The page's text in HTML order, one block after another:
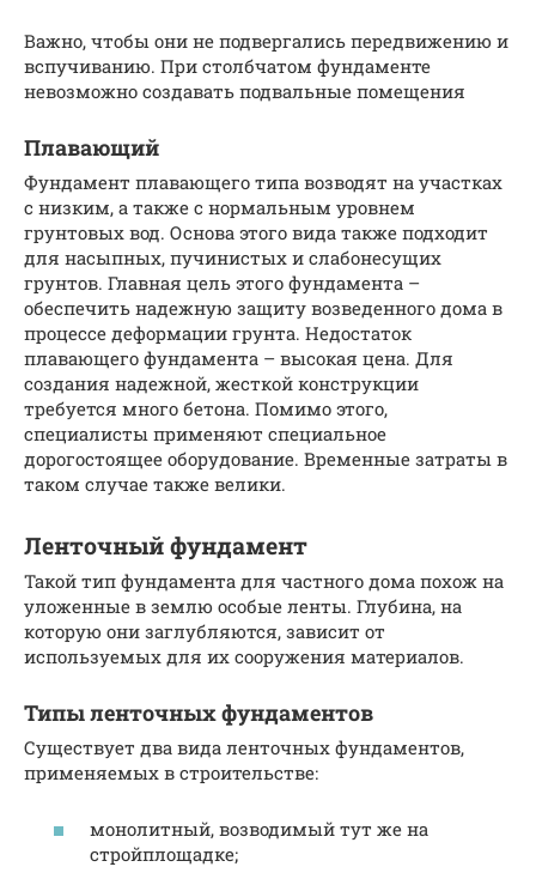
Важно, чтобы они не подвергались передвижению и
вспучиванию. При столбчатом фундаменте
невозможно создавать подвальные помещения
Плавающий
Фундамент плавающего типа возводят на участках
с низким, а также с нормальным уровнем
грунтовых вод. Основа этого вида также подходит
для насыпных, пучинистых и слабонесущих
грунтов. Главная цель этого фундамента –
обеспечить надежную защиту возведенного дома в
процессе деформации грунта. Недостаток
плавающего фундамента – высокая цена. Для
создания надежной, жесткой конструкции
требуется много бетона. Помимо этого,
специалисты применяют специальное
дорогостоящее оборудование. Временные затраты в
таком случае также велики.
Ленточный фундамент
Такой тип фундамента для частного дома похож на
уложенные в землю особые ленты. Глубина, на
которую они заглубляются, зависит от
используемых для их сооружения материалов.
Типы ленточных фундаментов
Существует два вида ленточных фундаментов,
применяемых в строительстве:
монолитный, возводимый тут же на
стройплощадке;